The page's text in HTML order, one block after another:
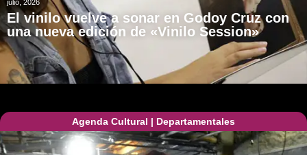
julio, 2026
El vinilo vuelve a sonar en Godoy Cruz con
una nueva edición de «Vinilo Session»
Agenda Cultural | Departamentales